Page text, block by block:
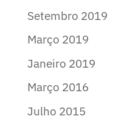
Setembro 2019
Março 2019
Janeiro 2019
Março 2016
Julho 2015